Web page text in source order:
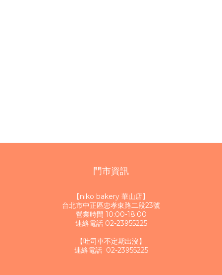
門市資訊
【niko bakery 華山店】
台北市中正區忠孝東路二段23號
營業時間 10:00-18:00
連絡電話 02-23955225
【吐司車不定期出沒】
連絡電話 02-23955225